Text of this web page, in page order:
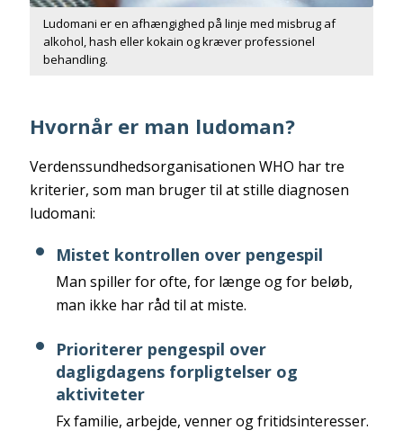
Ludomani er en afhængighed på linje med misbrug af
alkohol, hash eller kokain og kræver professionel
behandling.
Hvornår er man ludoman?
Verdenssundhedsorganisationen WHO har tre
kriterier, som man bruger til at stille diagnosen
ludomani:
Mistet kontrollen over pengespil
Man spiller for ofte, for længe og for beløb,
man ikke har råd til at miste.
Prioriterer pengespil over
dagligdagens forpligtelser og
aktiviteter
Fx familie, arbejde, venner og fritidsinteresser.